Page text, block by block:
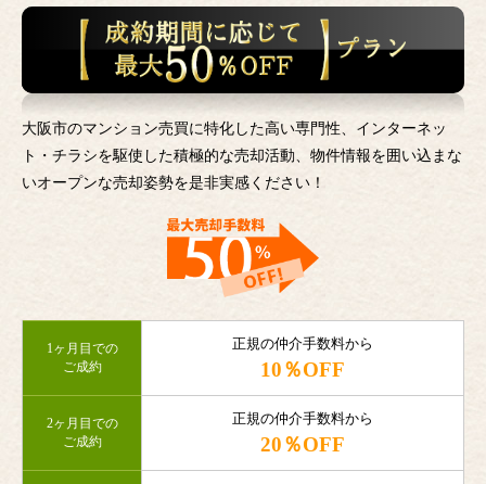
大阪市のマンション売買に特化した高い専門性、インターネッ
ト・チラシを駆使した積極的な売却活動、 物件情報を囲い込まな
いオープンな売却姿勢を是非実感ください！
1ヶ月目での
ご成約
正規の仲介手数料から
10％OFF
2ヶ月目での
ご成約
正規の仲介手数料から
20％OFF